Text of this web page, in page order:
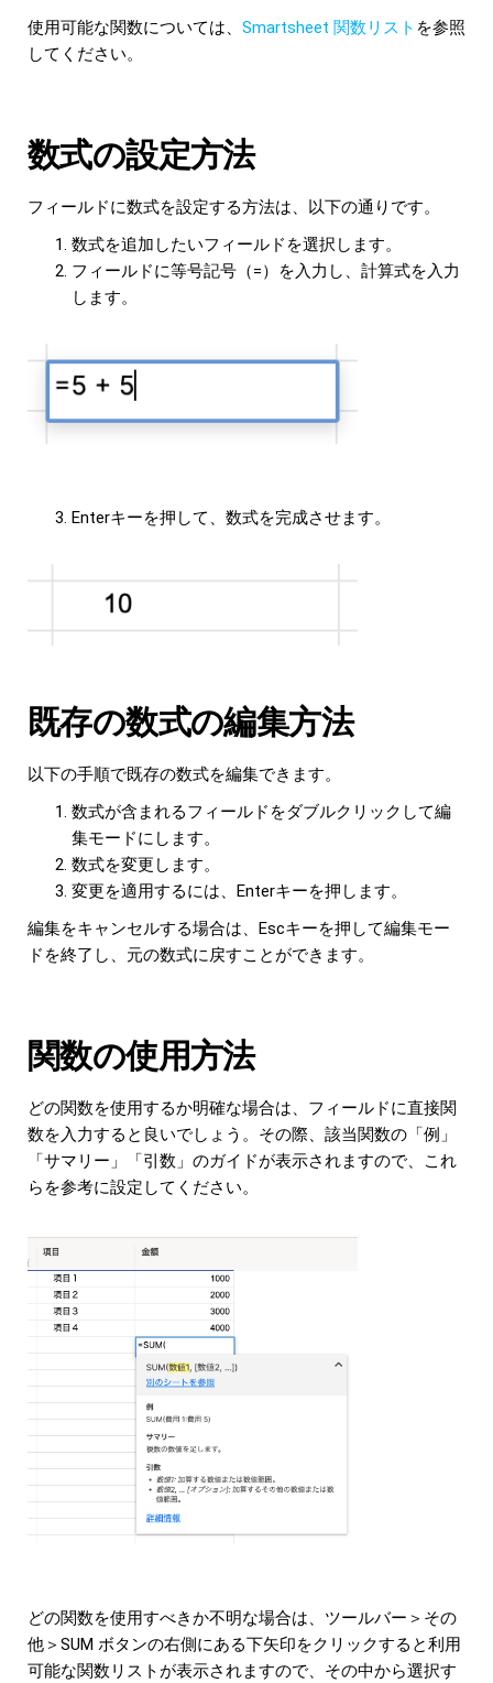
使用可能な関数については、 Smartsheet 関数リスト を参照
してください。
数式の設定方法
フィールドに数式を設定する方法は、以下の通りです。
数式を追加したいフィールドを選択します。
フィールドに等号記号（=）を入力し、計算式を入力
します。
Enterキーを押して、数式を完成させます。
既存の数式の編集方法
以下の手順で既存の数式を編集できます。
数式が含まれるフィールドをダブルクリックして編
集モードにします。
数式を変更します。
変更を適用するには、Enterキーを押します。
編集をキャンセルする場合は、Escキーを押して編集モー
ドを終了し、元の数式に戻すことができます。
関数の使用方法
どの関数を使用するか明確な場合は、フィールドに直接関
数を入力すると良いでしょう。その際、該当関数の「例」
「サマリー」「引数」のガイドが表示されますので、これ
らを参考に設定してください。
どの関数を使用すべきか不明な場合は、ツールバー＞その
他＞SUM ボタンの右側にある下矢印をクリックすると利用
可能な関数リストが表示されますので、その中から選択す